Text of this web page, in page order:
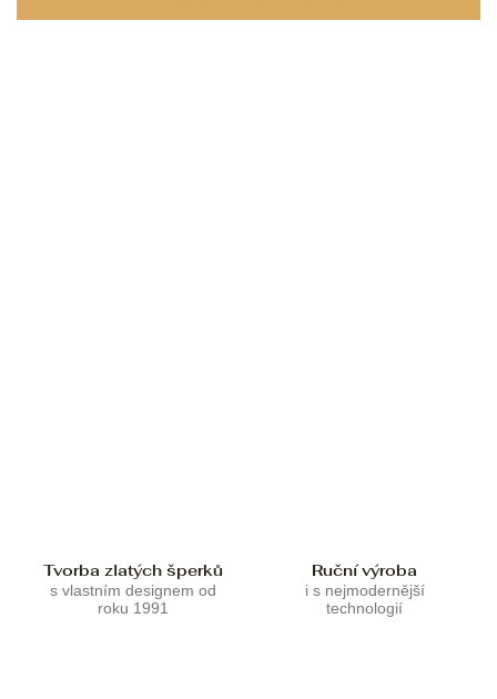
Tvorba zlatých šperků
s vlastním designem od
roku 1991
Ruční výroba
i s nejmodernější
technologií